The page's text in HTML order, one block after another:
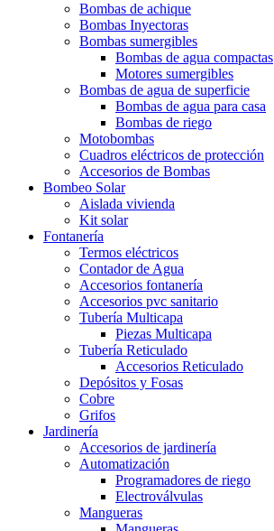
Bombas de achique
Bombas Inyectoras
Bombas sumergibles
Bombas de agua compactas
Motores sumergibles
Bombas de agua de superficie
Bombas de agua para casa
Bombas de riego
Motobombas
Cuadros eléctricos de protección
Accesorios de Bombas
Bombeo Solar
Aislada vivienda
Kit solar
Fontanería
Termos eléctricos
Contador de Agua
Accesorios fontanería
Accesorios pvc sanitario
Tubería Multicapa
Piezas Multicapa
Tubería Reticulado
Accesorios Reticulado
Depósitos y Fosas
Cobre
Grifos
Jardinería
Accesorios de jardinería
Automatización
Programadores de riego
Electroválvulas
Mangueras